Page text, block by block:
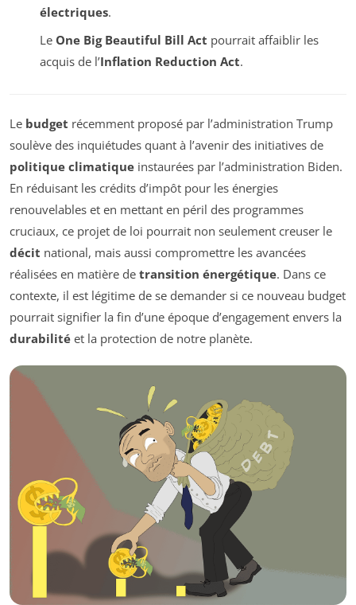
électriques.
Le One Big Beautiful Bill Act pourrait affaiblir les
acquis de l’Inflation Reduction Act.
Le budget récemment proposé par l’administration Trump
soulève des inquiétudes quant à l’avenir des initiatives de
politique climatique instaurées par l’administration Biden.
En réduisant les crédits d’impôt pour les énergies
renouvelables et en mettant en péril des programmes
cruciaux, ce projet de loi pourrait non seulement creuser le
décit national, mais aussi compromettre les avancées
réalisées en matière de transition énergétique. Dans ce
contexte, il est légitime de se demander si ce nouveau budget
pourrait signifier la fin d’une époque d’engagement envers la
durabilité et la protection de notre planète.